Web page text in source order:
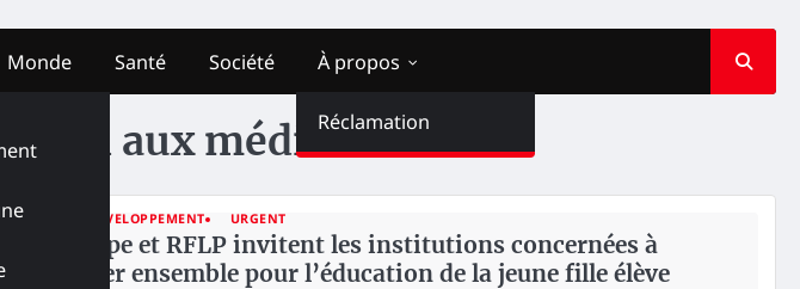
Monde Santé Société À propos
Réclamation
aux médias
FEMME & DEVELOPPEMENT URGENT
L’Acofepe et RFLP invitent les institutions concernées à
travailler ensemble pour l’éducation de la jeune fille élève